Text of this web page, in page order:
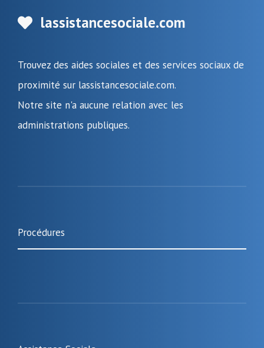
lassistancesociale.com
Trouvez des aides sociales et des services sociaux de
proximité sur lassistancesociale.com.
Notre site n'a aucune relation avec les
administrations publiques.
Procédures